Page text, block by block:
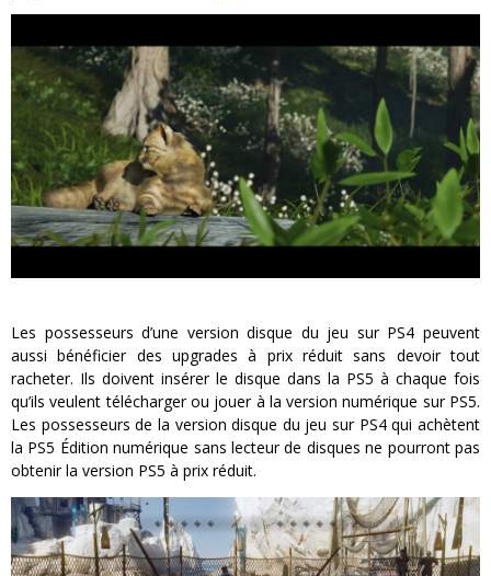
Les possesseurs d’une version disque du jeu sur PS4 peuvent
aussi bénéficier des upgrades à prix réduit sans devoir tout
racheter. Ils doivent insérer le disque dans la PS5 à chaque fois
qu’ils veulent télécharger ou jouer à la version numérique sur PS5.
Les possesseurs de la version disque du jeu sur PS4 qui achètent
la PS5 Édition numérique sans lecteur de disques ne pourront pas
obtenir la version PS5 à prix réduit.